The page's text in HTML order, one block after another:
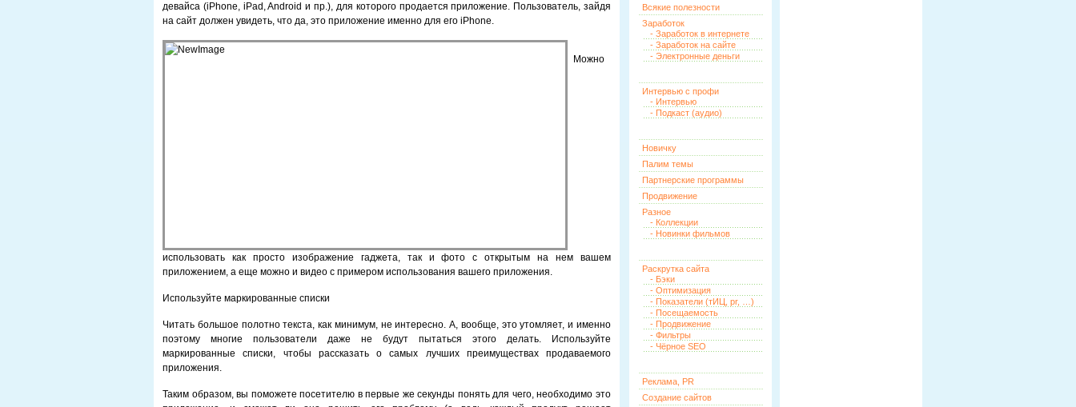
девайса (iPhone, iPad, Android и пр.), для которого продается приложение. Пользователь, зайдя
на сайт должен увидеть, что да, это приложение именно для его iPhone.
Можно
использовать как просто изображение гаджета, так и фото с открытым на нем вашем
приложением, а еще можно и видео с примером использования вашего приложения.
Используйте маркированные списки
Читать большое полотно текста, как минимум, не интересно. А, вообще, это утомляет, и именно
поэтому многие пользователи даже не будут пытаться этого делать. Используйте
маркированные списки, чтобы рассказать о самых лучших преимуществах продаваемого
приложения.
Таким образом, вы поможете посетителю в первые же секунды понять для чего, необходимо это
Всякие полезности
Заработок
- Заработок в интернете
- Заработок на сайте
- Электронные деньги
Интервью с профи
- Интервью
- Подкаст (аудио)
Новичку
Палим темы
Партнерские программы
Продвижение
Разное
- Коллекции
- Новинки фильмов
Раскрутка сайта
- Бэки
- Оптимизация
- Показатели (тИЦ, pr, …)
- Посещаемость
- Продвижение
- Фильтры
- Чёрное SEO
Реклама, PR
Создание сайтов